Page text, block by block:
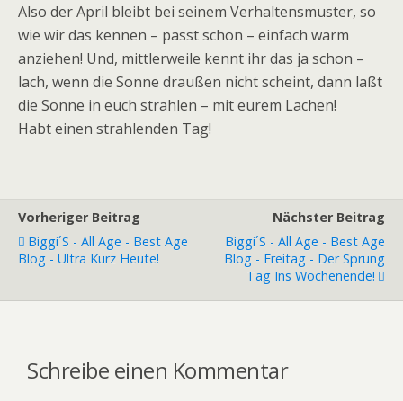
Also der April bleibt bei seinem Verhaltensmuster, so
wie wir das kennen – passt schon – einfach warm
anziehen! Und, mittlerweile kennt ihr das ja schon –
lach, wenn die Sonne draußen nicht scheint, dann laßt
die Sonne in euch strahlen – mit eurem Lachen!
Habt einen strahlenden Tag!
Vorheriger Beitrag
Biggi´s - All Age - Best Age
Blog - Ultra Kurz Heute!
Nächster Beitrag
Biggi´s - All Age - Best Age
Blog - Freitag - Der Sprung
Tag Ins Wochenende!
Schreibe einen Kommentar